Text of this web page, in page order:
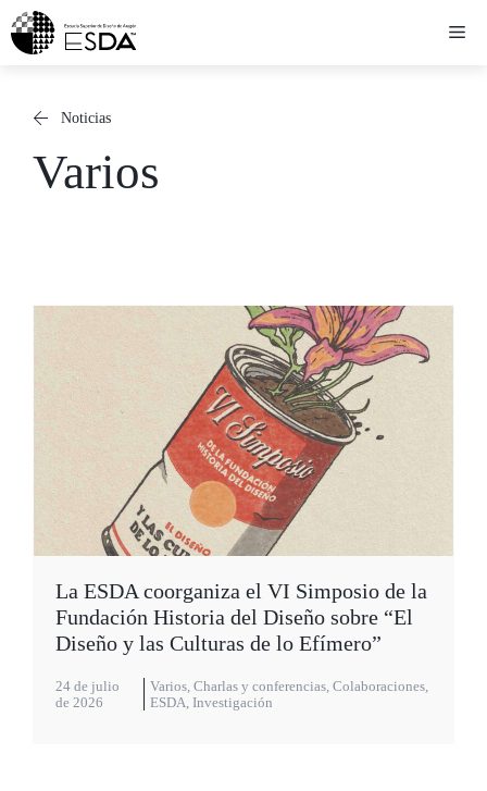
Saltar
Noticias
Varios
La ESDA coorganiza el VI Simposio de la
Fundación Historia del Diseño sobre “El
Diseño y las Culturas de lo Efímero”
24 de julio
de 2026
Varios, Charlas y conferencias, Colaboraciones,
ESDA, Investigación